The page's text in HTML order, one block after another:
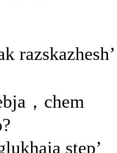
razskazhesh’
，chem
step’